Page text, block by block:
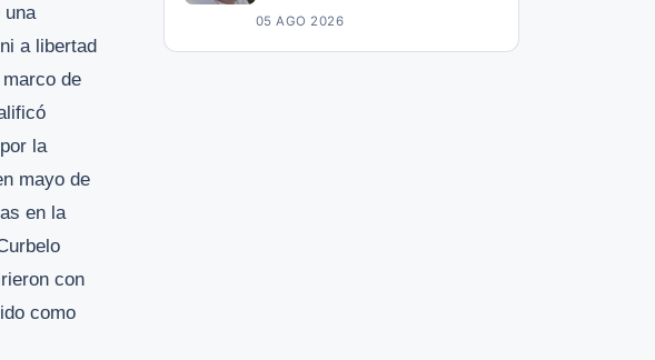
una
a libertad
de
la
mayo de
en la
con
como
05 AGO 2026